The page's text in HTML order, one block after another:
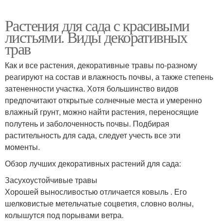
Листы среди комнатных
Почвопокровные
Многолетники для
альпийской горки
Садовые многолетники
Многолетники с
декоративными
Растения с
листьями
Цвета с острыми
листьями
Цвета с игольчатыми
листьями
Растения для сада с красивыми
листьями. Виды декоративных
трав
Как и все растения, декоративные травы по-разному
реагируют на состав и влажность почвы, а также степень
затененности участка. Хотя большинство видов
предпочитают открытые солнечные места и умеренно
влажный грунт, можно найти растения, переносящие
полутень и заболоченность почвы. Подбирая
растительность для сада, следует учесть все эти
моменты.
Обзор лучших декоративных растений для сада:
Засухоустойчивые травы
Хорошей выносливостью отличается ковыль . Его
шелковистые метельчатые соцветия, словно волны,
колышутся под порывами ветра.